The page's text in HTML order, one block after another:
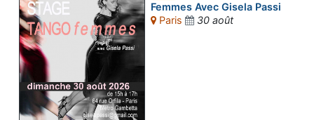
Femmes Avec Gisela Passi
Paris
30 août